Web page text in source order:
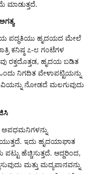
ಮಾಡುತ್ತದೆ.
ಪದ್ಧತಿಯು ಹೃದಯದ ಮೇಲೆ
ಕನಿಷ್ಠ ೭-೮ ಗಂಟೆಗಳ
ರಕ್ತದೊತ್ತಡ, ಹೃದಯ ಬಡಿತ
ಒಂದು ನಿಗದಿತ ವೇಳಾಪಟ್ಟಿಯನ್ನು
ನೋಡದೆ ಮಲಗುವುದು
ಅಪಧಮನಿಗಳನ್ನು
ಇದು ಹೃದಯಾಘಾತ
ಹೆಚ್ಚಿಸುತ್ತದೆ. ಆದ್ದರಿಂದ,
ಮತ್ತು ಮದ್ಯಪಾನವನ್ನು